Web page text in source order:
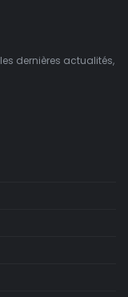
dernières actualités,